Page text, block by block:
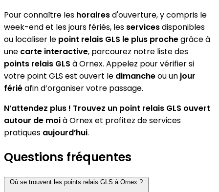
Pour connaître les horairesd'ouverture, y compris le
week-end et les jours fériés, les servicesdisponibles
ou localiser le point relais GLS le plus prochegrâce à
une carte interactive, parcourez notre liste des
points relais GLS à Ornex. Appelez pour vérifier si
votre point GLS est ouvert le dimancheou un jour
fériéafin d’organiser votre passage.
N’attendez plus ! Trouvez un point relais GLS ouvert
autour de moià Ornex et profitez de services
pratiques aujourd’hui.
Questions fréquentes
Où se trouvent les points relais GLS à Ornex ?